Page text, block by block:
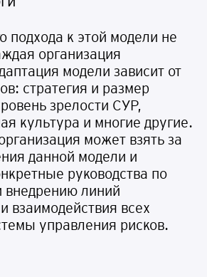
подхода к этой модели не
организация
модели зависит от
стратегия и размер
зрелости СУР,
культура и многие другие.
может взять за
данной модели и
руководства по
внедрению линий
взаимодействия всех
управления рисков.